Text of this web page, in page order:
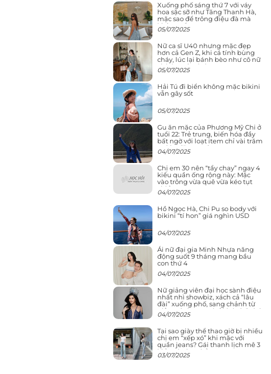
Xuống phố sáng thứ 7 với váy
hoa sặc sỡ như Tăng Thanh Hà,
mặc sao để trông điệu đà mà
không sến
05/07/2025
Nữ ca sĩ U40 nhưng mặc đẹp
hơn cả Gen Z, khi cá tính bùng
cháy, lúc lại bánh bèo như cô nữ
chính ngôn tình
05/07/2025
Hải Tú đi biển không mặc bikini
vẫn gây sốt
05/07/2025
Gu ăn mặc của Phương Mỹ Chi ở
tuổi 22: Trẻ trung, biến hóa đầy
bất ngờ với loạt item chỉ vài trăm
nghìn đã mua được
04/07/2025
Chị em 30 nên “tẩy chay” ngay 4
kiểu quần ống rộng này: Mặc
vào trông vừa quê vừa kéo tụt
chiều cao
04/07/2025
Hồ Ngọc Hà, Chi Pu so body với
bikini “tí hon” giá nghìn USD
04/07/2025
Ái nữ đại gia Minh Nhựa năng
động suốt 9 tháng mang bầu
con thứ 4
04/07/2025
Nữ giảng viên đại học sành điệu
nhất nhì showbiz, xách cả “lâu
đài” xuống phố, sang chảnh từ
giảng đường ra phố khó ai đọ lại
04/07/2025
Tại sao giày thể thao giờ bị nhiều
chị em “xếp xó” khi mặc với
quần jeans? Gái thanh lịch mê 3
kiểu này hơn hẳn
03/07/2025